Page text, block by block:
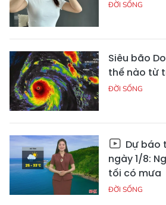
ĐỜI SỐNG
Siêu bão
thế nào từ
ĐỜI SỐNG
Dự báo
ngày 1/8:
tối có mưa
ĐỜI SỐNG